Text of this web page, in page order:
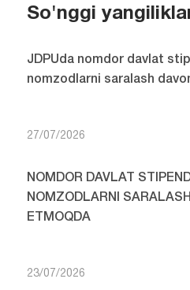
So'nggi
JDPUda nomdor davlat
nomzodlarni saralash
27/07/2026
NOMDOR DAVLAT
NOMZODLARNI
ETMOQDA
23/07/2026